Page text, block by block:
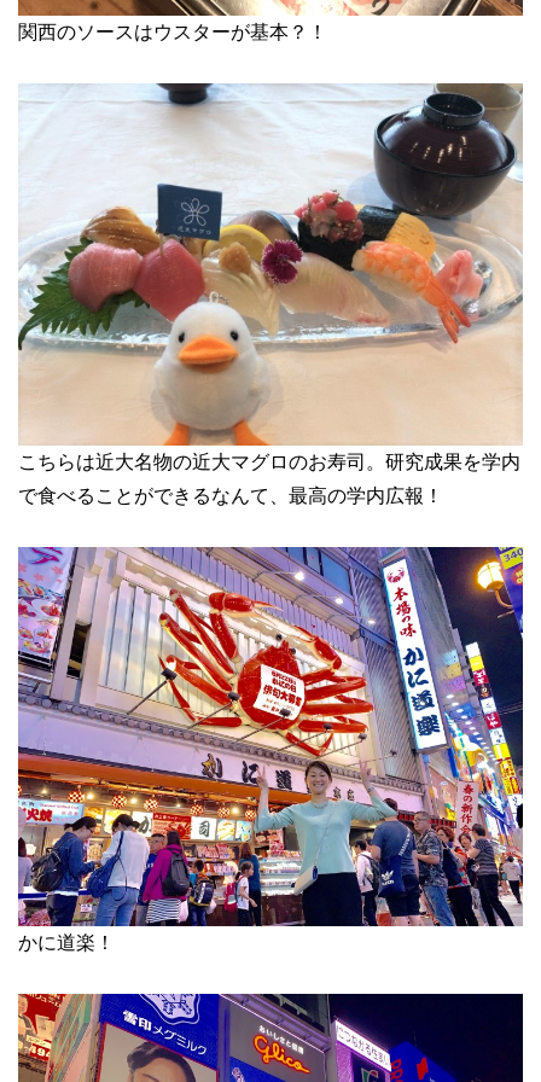
関西のソースはウスターが基本？！
こちらは近大名物の近大マグロのお寿司。研究成果を学内
で食べることができるなんて、最高の学内広報！
かに道楽！